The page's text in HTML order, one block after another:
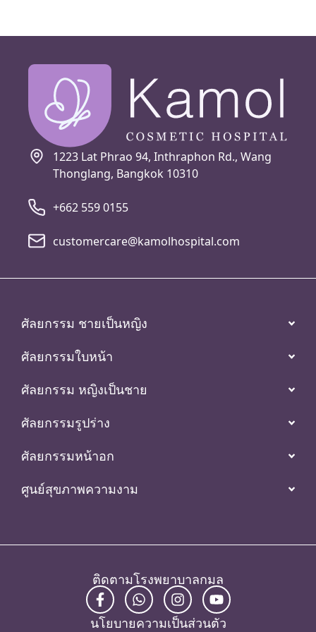
1223 Lat Phrao 94, Inthraphon Rd., Wang
Thonglang, Bangkok 10310
+662 559 0155
customercare@kamolhospital.com
ศัลยกรรม ชายเป็นหญิง
ศัลยกรรมใบหน้า
ศัลยกรรม หญิงเป็นชาย
ศัลยกรรมรูปร่าง
ศัลยกรรมหน้าอก
ศูนย์สุขภาพความงาม
ติดตามโรงพยาบาลกมล
นโยบายความเป็นส่วนตัว